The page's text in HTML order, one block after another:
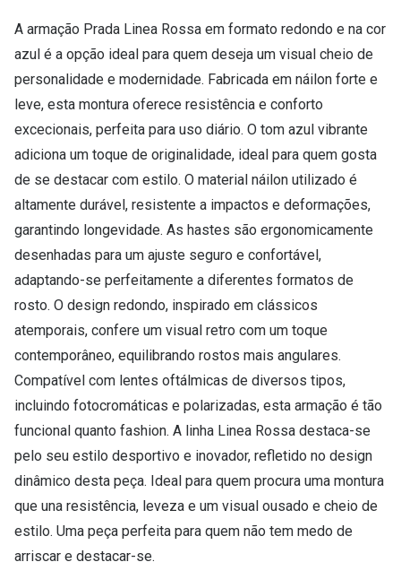
A armação Prada Linea Rossa em formato redondo e na cor
azul é a opção ideal para quem deseja um visual cheio de
personalidade e modernidade. Fabricada em náilon forte e
leve, esta montura oferece resistência e conforto
excecionais, perfeita para uso diário. O tom azul vibrante
adiciona um toque de originalidade, ideal para quem gosta
de se destacar com estilo. O material náilon utilizado é
altamente durável, resistente a impactos e deformações,
garantindo longevidade. As hastes são ergonomicamente
desenhadas para um ajuste seguro e confortável,
adaptando-se perfeitamente a diferentes formatos de
rosto. O design redondo, inspirado em clássicos
atemporais, confere um visual retro com um toque
contemporâneo, equilibrando rostos mais angulares.
Compatível com lentes oftálmicas de diversos tipos,
incluindo fotocromáticas e polarizadas, esta armação é tão
funcional quanto fashion. A linha Linea Rossa destaca-se
pelo seu estilo desportivo e inovador, refletido no design
dinâmico desta peça. Ideal para quem procura uma montura
que una resistência, leveza e um visual ousado e cheio de
estilo. Uma peça perfeita para quem não tem medo de
arriscar e destacar-se.